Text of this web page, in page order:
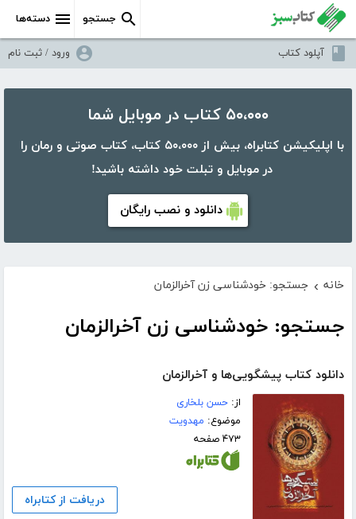
دسته‌ها جستجو
آپلود کتاب ورود / ثبت نام
۵۰،۰۰۰ کتاب در موبایل شما
با اپلیکیشن کتابراه، بیش از ۵۰،۰۰۰ کتاب، کتاب صوتی و رمان را
در موبایل و تبلت خود داشته باشید!
دانلود و نصب رایگان
خانه › جستجو: خودشناسی زن آخرالزمان
جستجو: خودشناسی زن آخرالزمان
دانلود کتاب پیشگویی‌ها و آخرالزمان
از:حسن بلخاری
موضوع: مهدویت
۴۷۳ صفحه
دریافت از کتابراه